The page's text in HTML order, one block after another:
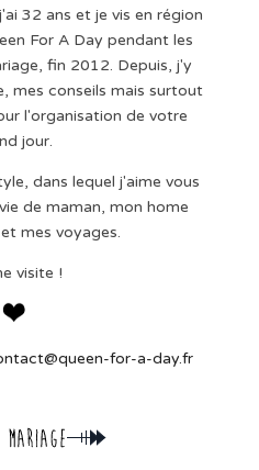
32 ans et je vis en région
For A Day pendant les
fin 2012. Depuis, j'y
mes conseils mais surtout
l'organisation de votre
jour.
dans lequel j'aime vous
de maman, mon home
mes voyages.
visite !
for-a-day.fr